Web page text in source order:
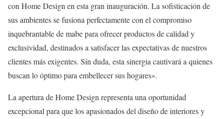
con Home Design en esta gran inauguración. La sofisticación de
sus ambientes se fusiona perfectamente con el compromiso
inquebrantable de mabe para ofrecer productos de calidad y
exclusividad, destinados a satisfacer las expectativas de nuestros
clientes más exigentes. Sin duda, esta sinergia cautivará a quienes
buscan lo óptimo para embellecer sus hogares».
La apertura de Home Design representa una oportunidad
excepcional para que los apasionados del diseño de interiores y